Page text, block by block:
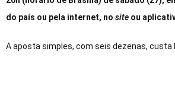
do país ou pela internet, no site ou
A aposta simples, com seis dezenas, custa